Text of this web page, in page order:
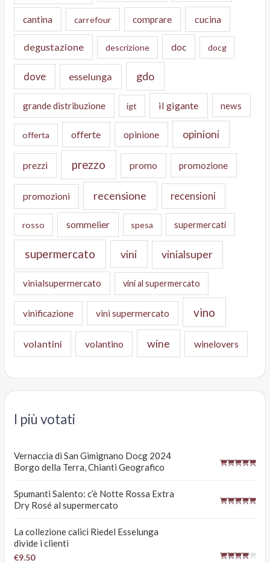
cantina carrefour comprare cucina
degustazione descrizione doc docg
dove esselunga gdo
grande distribuzione igt il gigante news
offerta offerte opinione opinioni
prezzi prezzo promo promozione
promozioni recensione recensioni
rosso sommelier spesa supermercati
supermercato vini vinialsuper
vinialsupermercato vini al supermercato
vinificazione vini supermercato vino
volantini volantino wine winelovers
I più votati
Vernaccia di San Gimignano Docg 2024
Borgo della Terra, Chianti Geografico
Spumanti Salento: c’è Notte Rossa Extra
Dry Rosé al supermercato
La collezione calici Riedel Esselunga
divide i clienti
€9.50